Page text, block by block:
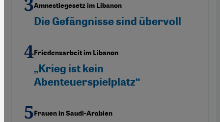
Amnestiegesetz im Libanon
Die Gefängnisse sind übervoll
Friedensarbeit im Libanon
„Krieg ist kein
Abenteuerspielplatz“
Frauen in Saudi-Arabien